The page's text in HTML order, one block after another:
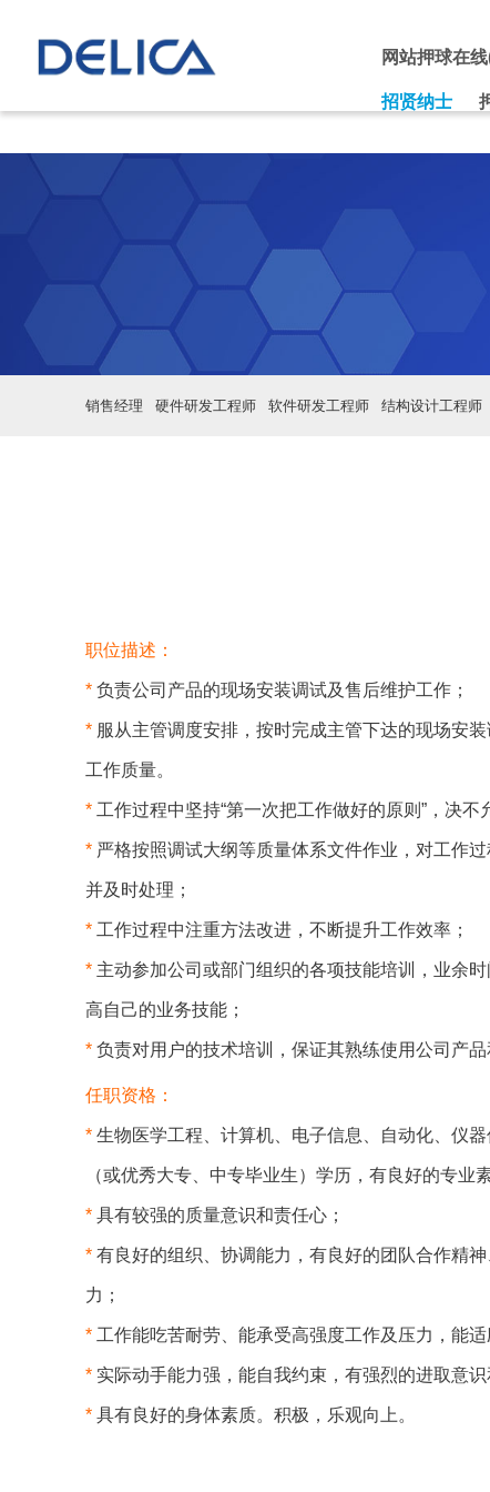
网站押球在
招贤纳士
销售经理 硬件研发工程师 软件研发工程师 结构设计工程师
职位描述：
* 负责公司产品的现场安装调试及售后维护工作；
* 服从主管调度安排，按时完成主管下达的现场安
工作质量。
* 工作过程中坚持“第一次把工作做好的原则”，决不
* 严格按照调试大纲等质量体系文件作业，对工作
并及时处理；
* 工作过程中注重方法改进，不断提升工作效率；
* 主动参加公司或部门组织的各项技能培训，业余
高自己的业务技能；
* 负责对用户的技术培训，保证其熟练使用公司产品
任职资格：
* 生物医学工程、计算机、电子信息、自动化、仪
（或优秀大专、中专毕业生）学历，有良好的专业
* 具有较强的质量意识和责任心；
* 有良好的组织、协调能力，有良好的团队合作精
力；
* 工作能吃苦耐劳、能承受高强度工作及压力，能适
* 实际动手能力强，能自我约束，有强烈的进取意识
* 具有良好的身体素质。积极，乐观向上。